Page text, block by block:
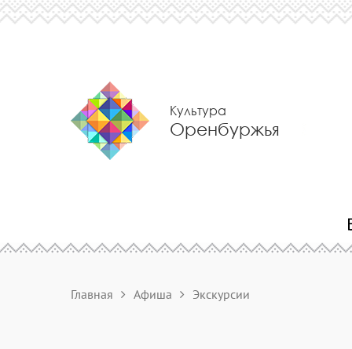
Культура
Оренбуржья
Главная Афиша Экскурсии